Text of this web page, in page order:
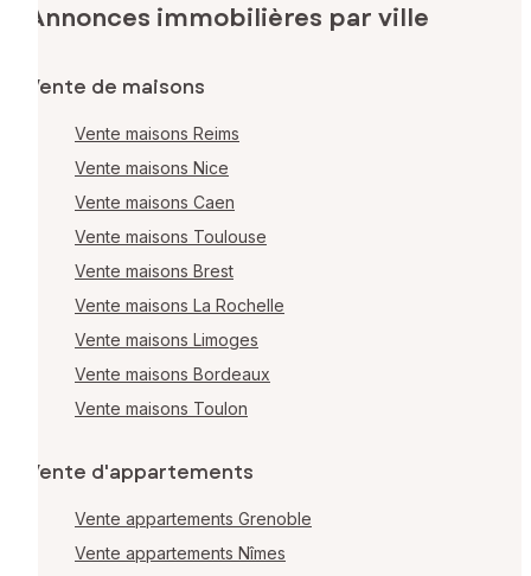
Annonces immobilières par ville
Vente de maisons
Vente maisons Reims
Vente maisons Nice
Vente maisons Caen
Vente maisons Toulouse
Vente maisons Brest
Vente maisons La Rochelle
Vente maisons Limoges
Vente maisons Bordeaux
Vente maisons Toulon
Vente d'appartements
Vente appartements Grenoble
Vente appartements Nîmes